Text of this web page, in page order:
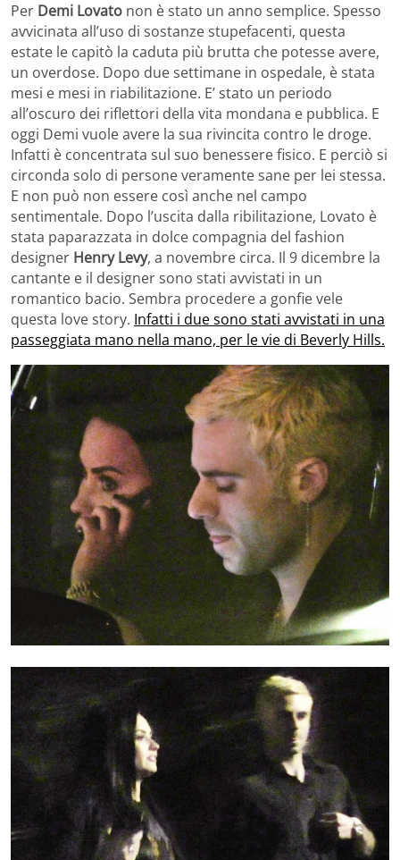
Per Demi Lovato non è stato un anno semplice. Spesso
avvicinata all’uso di sostanze stupefacenti, questa
estate le capitò la caduta più brutta che potesse avere,
un overdose. Dopo due settimane in ospedale, è stata
mesi e mesi in riabilitazione. E’ stato un periodo
all’oscuro dei riflettori della vita mondana e pubblica. E
oggi Demi vuole avere la sua rivincita contro le droge.
Infatti è concentrata sul suo benessere fisico. E perciò si
circonda solo di persone veramente sane per lei stessa.
E non può non essere così anche nel campo
sentimentale. Dopo l’uscita dalla ribilitazione, Lovato è
stata paparazzata in dolce compagnia del fashion
designer Henry Levy, a novembre circa. Il 9 dicembre la
cantante e il designer sono stati avvistati in un
romantico bacio. Sembra procedere a gonfie vele
questa love story. Infatti i due sono stati avvistati in una
passeggiata mano nella mano, per le vie di Beverly Hills.